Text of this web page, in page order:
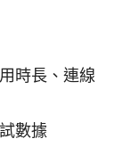
時長、連線
數據